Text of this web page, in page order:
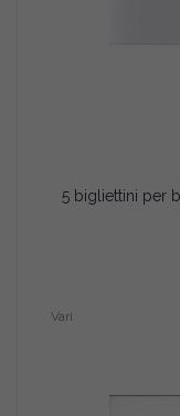
Vari